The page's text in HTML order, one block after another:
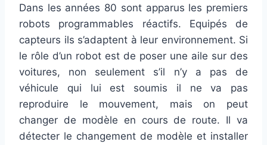
Dans les années 80 sont apparus les premiers
robots programmables réactifs. Equipés de
capteurs ils s’adaptent à leur environnement. Si
le rôle d’un robot est de poser une aile sur des
voitures, non seulement s’il n’y a pas de
véhicule qui lui est soumis il ne va pas
reproduire le mouvement, mais on peut
changer de modèle en cours de route. Il va
détecter le changement de modèle et installer